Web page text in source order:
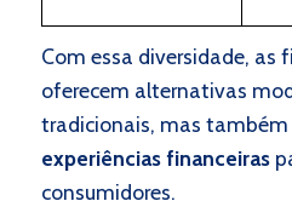
Com essa diversidade, as
oferecem alternativas
tradicionais, mas também
experiências financeiras
consumidores.